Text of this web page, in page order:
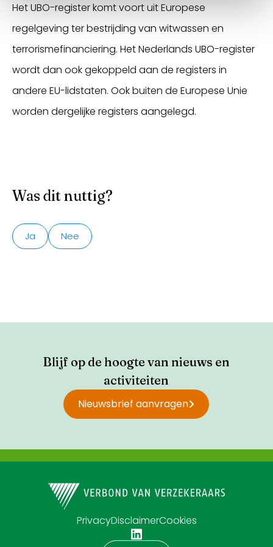
Het UBO-register komt voort uit Europese
regelgeving ter bestrijding van witwassen en
terrorismefinanciering. Het Nederlands UBO-register
wordt dan ook gekoppeld aan de registers in
andere EU-lidstaten. Ook buiten de Europese Unie
worden dergelijke registers aangelegd.
Was dit nuttig?
Ja Nee
Blijf op de hoogte van nieuws en
activiteiten
Nieuwsbrief aanvragen
PrivacyDisclaimerCookies